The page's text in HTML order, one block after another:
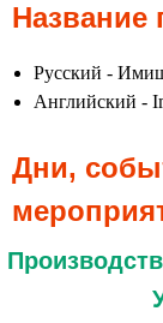
Название
Русский -
Английский -
Дни,